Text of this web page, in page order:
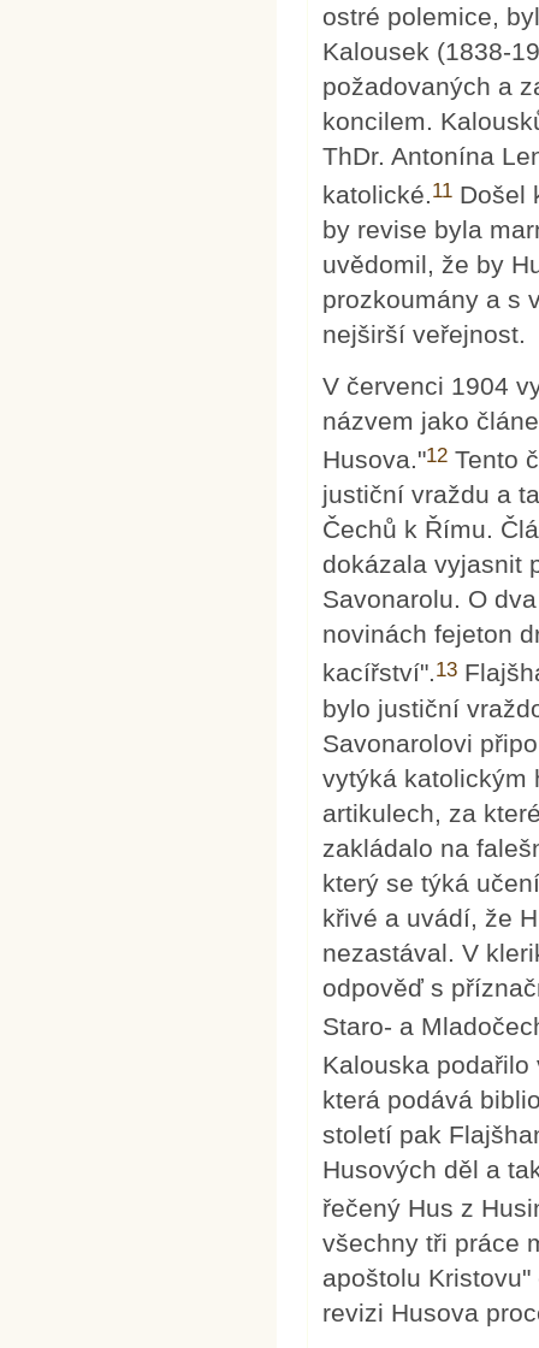
ostré polemice,
Kalousek (1838-
požadovaných a
koncilem.
ThDr. Antonína
katolické.11 Došel
by revise byla
uvědomil, že by
prozkoumány a s
nejširší veřejnost.
V červenci 1904
názvem jako
Husova."12 Tento
justiční vraždu a
Čechů k Římu.
dokázala vyjasnit
Savonarolu. O
novinách fejeton
kacířství".13
bylo justiční
Savonarolovi
vytýká katolickým
artikulech, za
zakládalo na
který se týká
křivé a uvádí, že
nezastával. V
odpověď s
Staro- a
Kalouska podařilo
která podává
století pak
Husových děl a
řečený Hus z
všechny tři práce
apoštolu
revizi Husova